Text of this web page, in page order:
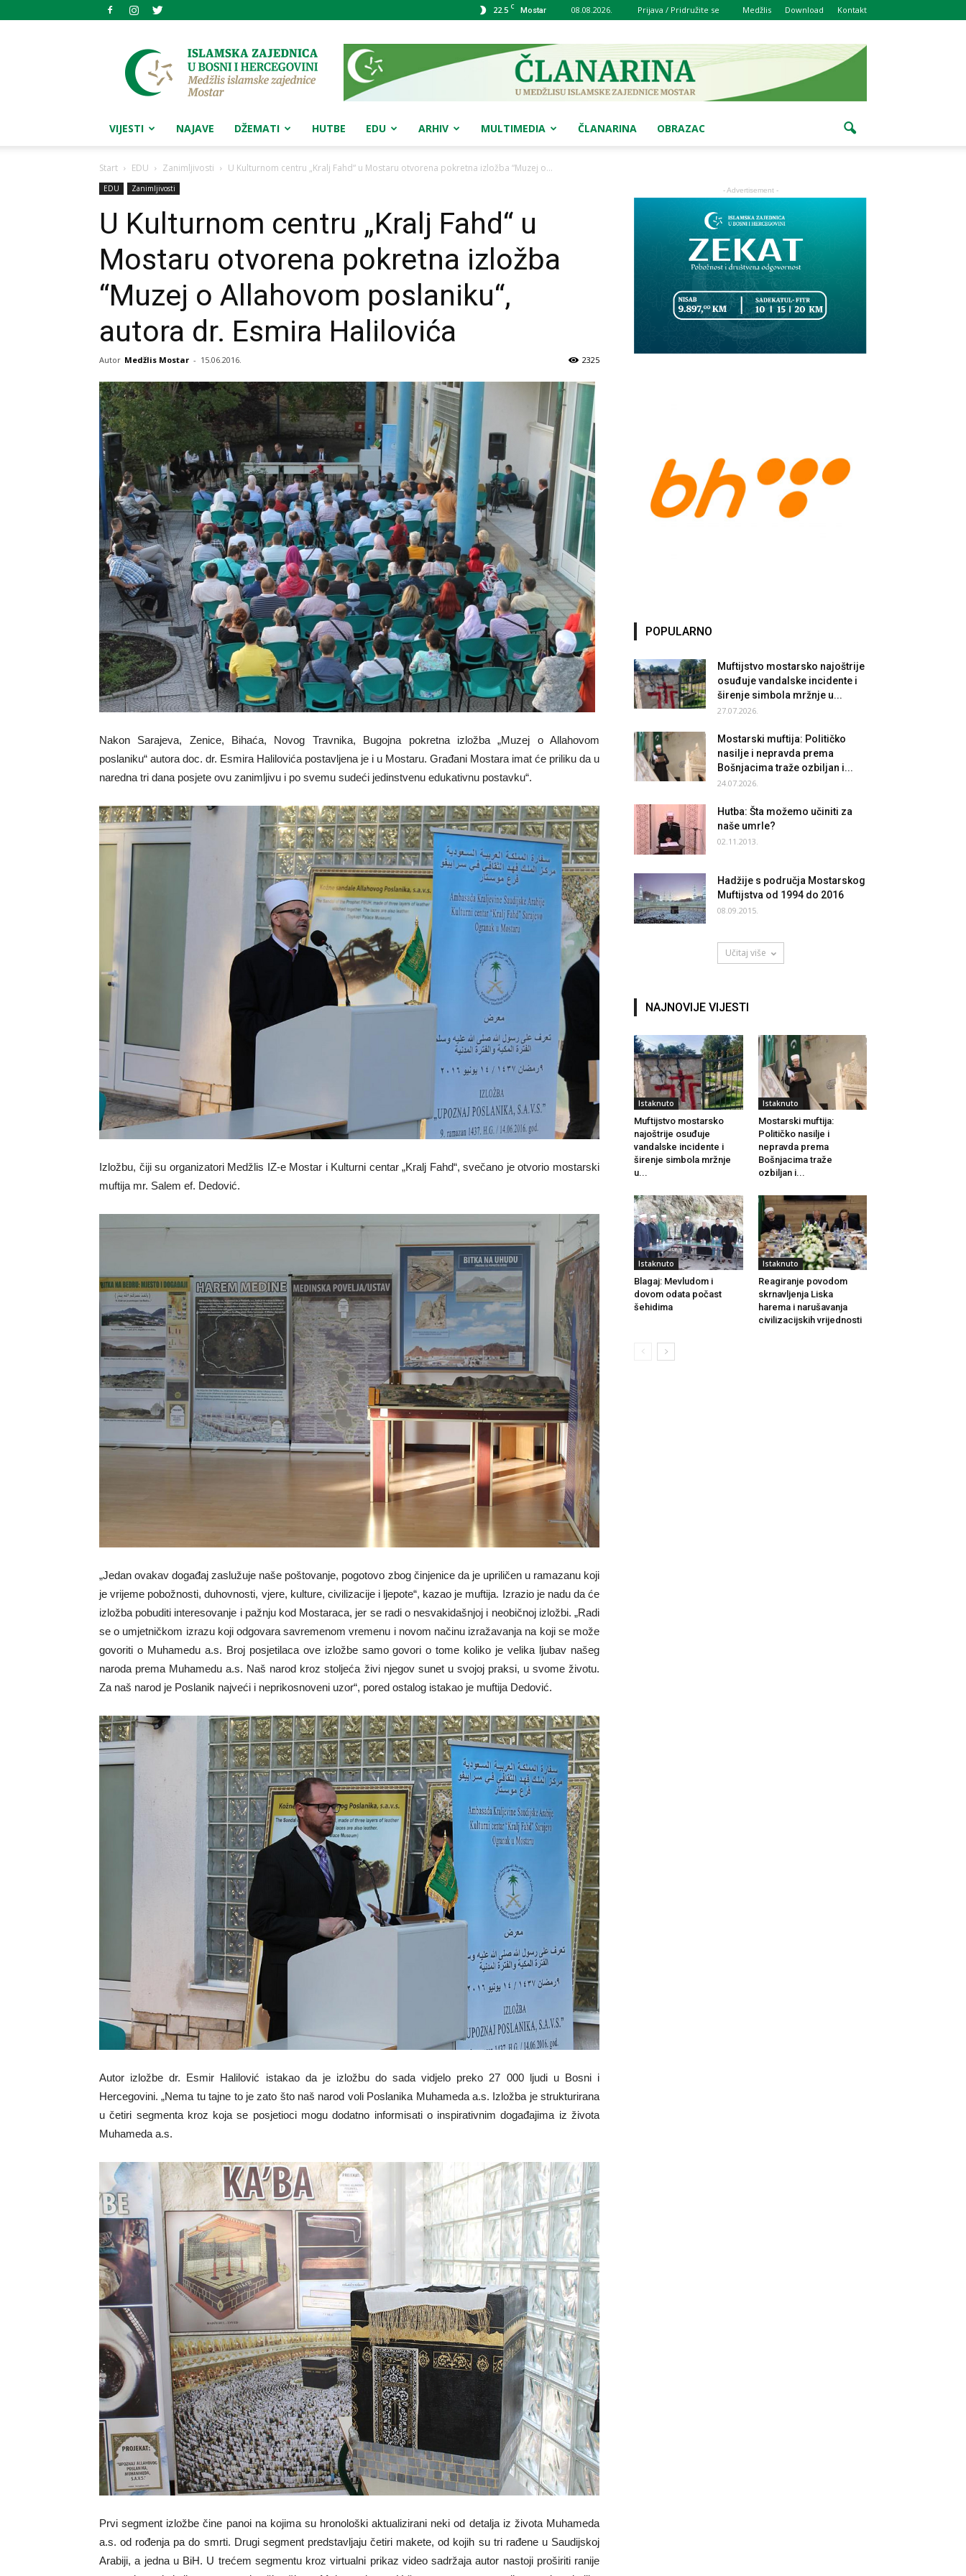
22.5 C Mostar 08.08.2026. Prijava / Pridružite se Medžlis Download Kontakt
Medžlis
islamske
zajednice
Mostar
VIJESTI NAJAVE DŽEMATI HUTBE EDU ARHIV MULTIMEDIA ČLANARINA OBRAZAC
Start EDU Zanimljivosti U Kulturnom centru „Kralj Fahd“ u Mostaru otvorena pokretna izložba “Muzej o...
EDU Zanimljivosti
U Kulturnom centru „Kralj Fahd“ u
Mostaru otvorena pokretna izložba
“Muzej o Allahovom poslaniku“,
autora dr. Esmira Halilovića
Autor Medžlis Mostar - 15.06.2016. 2325
Nakon Sarajeva, Zenice, Bihaća, Novog Travnika, Bugojna pokretna izložba „Muzej o Allahovom
poslaniku“ autora doc. dr. Esmira Halilovića postavljena je i u Mostaru. Građani Mostara imat će priliku da u
naredna tri dana posjete ovu zanimljivu i po svemu sudeći jedinstvenu edukativnu postavku“.
Izložbu, čiji su organizatori Medžlis IZ-e Mostar i Kulturni centar „Kralj Fahd“, svečano je otvorio mostarski
muftija mr. Salem ef. Dedović.
„Jedan ovakav događaj zaslužuje naše poštovanje, pogotovo zbog činjenice da je upriličen u ramazanu koji
je vrijeme pobožnosti, duhovnosti, vjere, kulture, civilizacije i ljepote“, kazao je muftija. Izrazio je nadu da će
izložba pobuditi interesovanje i pažnju kod Mostaraca, jer se radi o nesvakidašnjoj i neobičnoj izložbi. „Radi
se o umjetničkom izrazu koji odgovara savremenom vremenu i novom načinu izražavanja na koji se može
govoriti o Muhamedu a.s. Broj posjetilaca ove izložbe samo govori o tome koliko je velika ljubav našeg
naroda prema Muhamedu a.s. Naš narod kroz stoljeća živi njegov sunet u svojoj praksi, u svome životu.
Za naš narod je Poslanik najveći i neprikosnoveni uzor“, pored ostalog istakao je muftija Dedović.
Autor izložbe dr. Esmir Halilović istakao da je izložbu do sada vidjelo preko 27 000 ljudi u Bosni i
Hercegovini. „Nema tu tajne to je zato što naš narod voli Poslanika Muhameda a.s. Izložba je strukturirana
u četiri segmenta kroz koja se posjetioci mogu dodatno informisati o inspirativnim događajima iz života
Muhameda a.s.
Prvi segment izložbe čine panoi na kojima su hronološki aktualizirani neki od detalja iz života Muhameda
a.s. od rođenja pa do smrti. Drugi segment predstavljaju četiri makete, od kojih su tri rađene u Saudijskoj
Arabiji, a jedna u BiH. U trećem segmentu kroz virtualni prikaz video sadržaja autor nastoji proširiti ranije
- Advertisement -
POPULARNO
Muftijstvo mostarsko najoštrije
osuđuje vandalske incidente i
širenje simbola mržnje u...
27.07.2026.
Mostarski muftija: Političko
nasilje i nepravda prema
Bošnjacima traže ozbiljan i...
24.07.2026.
Hutba: Šta možemo učiniti za
naše umrle?
02.11.2013.
Hadžije s područja Mostarskog
Muftijstva od 1994 do 2016
08.09.2015.
Učitaj više
NAJNOVIJE VIJESTI
Istaknuto
Muftijstvo mostarsko
najoštrije osuđuje
vandalske incidente i
širenje simbola mržnje
u...
Istaknuto
Mostarski muftija:
Političko nasilje i
nepravda prema
Bošnjacima traže
ozbiljan i...
Istaknuto
Blagaj: Mevludom i
dovom odata počast
šehidima
Istaknuto
Reagiranje povodom
skrnavljenja Liska
harema i narušavanja
civilizacijskih vrijednosti